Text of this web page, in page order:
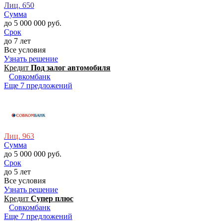
Лиц. 650
Сумма
до 5 000 000 руб.
Срок
до 7 лет
Все условия
Узнать решение
Кредит Под залог автомобиля
Совкомбанк
Еще 7 предложений
Лиц. 963
Сумма
до 5 000 000 руб.
Срок
до 5 лет
Все условия
Узнать решение
Кредит Супер плюс
Совкомбанк
Еще 7 предложений